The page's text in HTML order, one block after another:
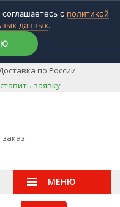
с политикой
данных.
по России
заявку
МЕНЮ